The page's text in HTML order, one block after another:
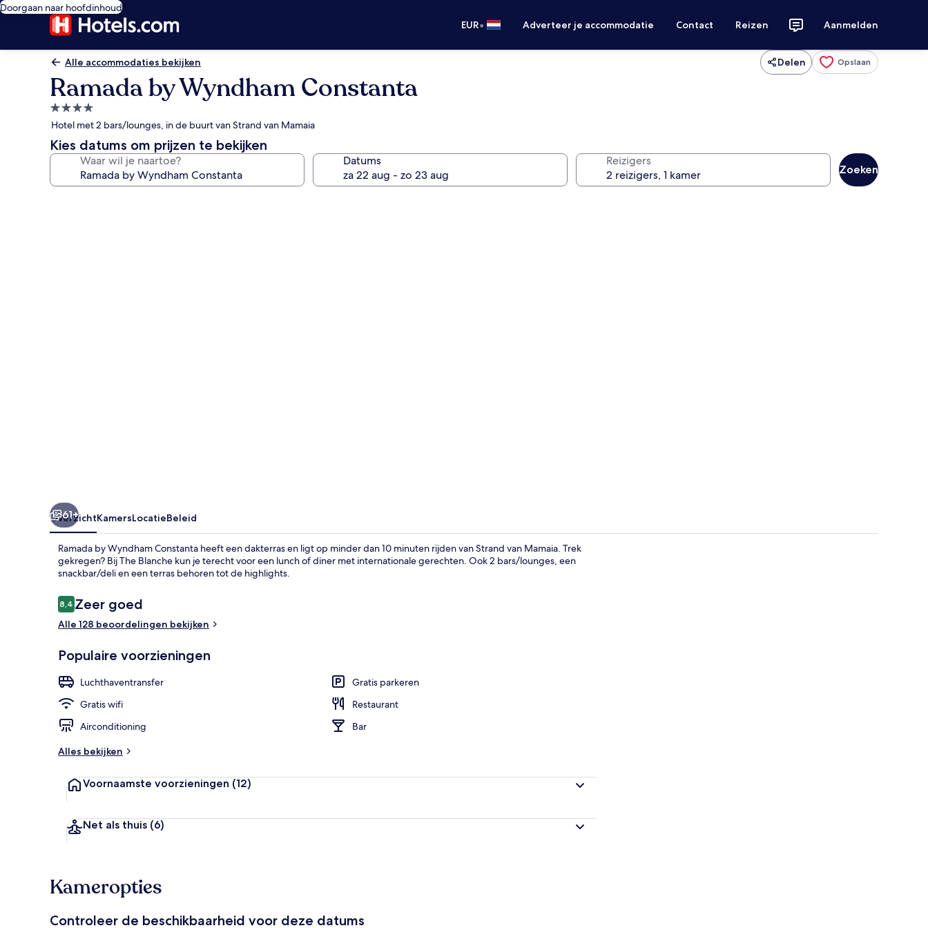
Doorgaan naar hoofdinhoud
EUR• Adverteer je accommodatie Contact Reizen Aanmelden
Alle accommodaties bekijken Delen Opslaan
Ramada by Wyndham Constanta
4.0-
sterrenaccommodatie
Hotel met 2 bars/lounges, in de buurt van Strand van Mamaia
Kies datums om prijzen te bekijken
Waar wil je naartoe? Datums Reizigers
Zoeken
61+
OverzichtKamersLocatieBeleid
Ramada by Wyndham Constanta heeft een dakterras en ligt op minder dan 10 minuten rijden van Strand van Mamaia. Trek
gekregen? Bij The Blanche kun je terecht voor een lunch of diner met internationale gerechten. Ook 2 bars/lounges, een
snackbar/deli en een terras behoren tot de highlights.
Beoordelingen
8,48,4 op 10 –
Zeer goed
Alle 128 beoordelingen bekijken
Populaire voorzieningen
Luchthaventransfer
Gratis parkeren
Gratis wifi
Restaurant
Airconditioning
Bar
Alles bekijken
Voornaamste voorzieningen (12)
Net als thuis (6)
Kameropties
Controleer de beschikbaarheid voor deze datums